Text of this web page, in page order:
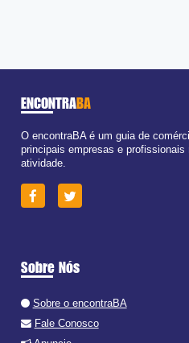
ENCONTRABA
O encontraBA é um guia de
principais empresas e
atividade.
Sobre Nós
Sobre o encontraBA
Fale Conosco